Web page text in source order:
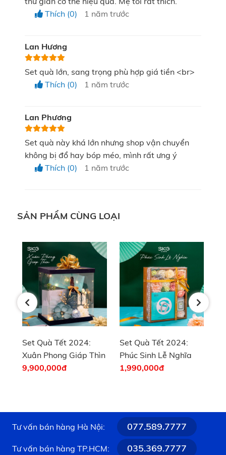
hạnh phúc đong đầy!
Thích (0)
1 năm trước
Lan Hương
Set quà lớn, sang trọng phù hợp giá tiền <br>
Thích (0)
1 năm trước
Lan Phương
Set quà này khá lớn nhưng shop vận chuyển
không bị đổ hay bóp méo, mình rất ưng ý
Thích (0)
1 năm trước
SẢN PHẨM CÙNG LOẠI
Set Quà Tết 2024:
Phúc Sinh Lễ Nghĩa
1,990,000
Set Quà Tết 2024:
Vạn Phúc Như Mơ
9,900,000
Tư vấn bán hàng Hà Nội: 077.589.7777
Tư vấn bán hàng TP.HCM: 035.369.7777